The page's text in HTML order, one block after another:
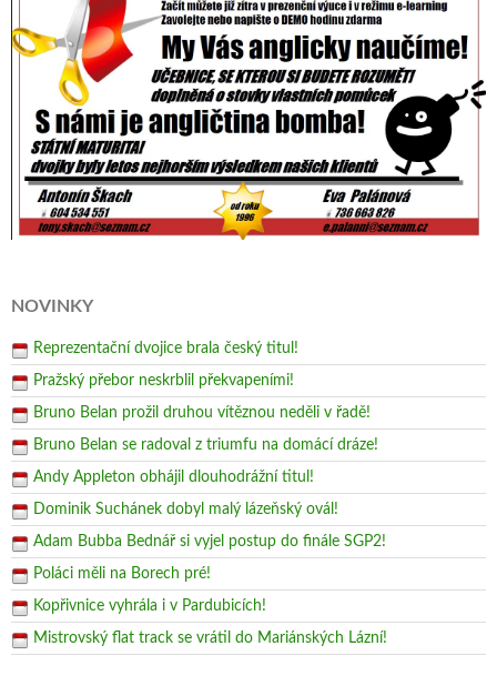
NOVINKY
Reprezentační dvojice brala český titul!
Pražský přebor neskrblil překvapeními!
Bruno Belan prožil druhou vítěznou neděli v řadě!
Bruno Belan se radoval z triumfu na domácí dráze!
Andy Appleton obhájil dlouhodrážní titul!
Dominik Suchánek dobyl malý lázeňský ovál!
Adam Bubba Bednář si vyjel postup do finále SGP2!
Poláci měli na Borech pré!
Kopřivnice vyhrála i v Pardubicích!
Mistrovský flat track se vrátil do Mariánských Lázní!